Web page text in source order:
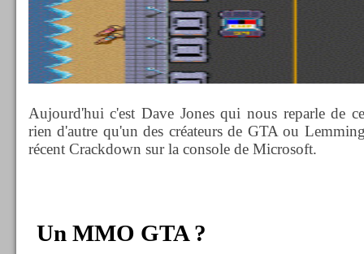
Aujourd'hui c'est Dave Jones qui nous reparle de
rien d'autre qu'un des créateurs de GTA ou
récent Crackdown sur la console de Microsoft.
Un MMO GTA ?